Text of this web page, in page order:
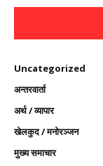
Uncategorized
अन्तरवार्ता
अर्थ / व्यापार
खेलकुद / मनोरञ्जन
मुख्य समाचार